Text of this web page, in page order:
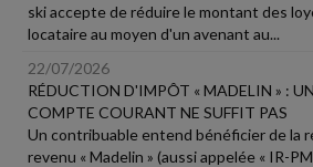
ski accepte de réduire le montant des
locataire au moyen d'un avenant au...
22/07/2026
RÉDUCTION D'IMPÔT « MADELIN » :
COMPTE COURANT NE SUFFIT PAS
Un contribuable entend bénéficier de la
revenu « Madelin » (aussi appelée « IR-